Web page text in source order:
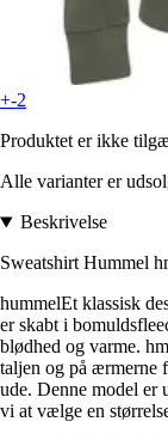
+-2
Produktet er ikke
Alle varianter er
Beskrivelse
Sweatshirt Hummel
hummelEt klassisk
er skabt i
blødhed og varme.
taljen og på ærmerne
ude. Denne model er
vi at vælge en